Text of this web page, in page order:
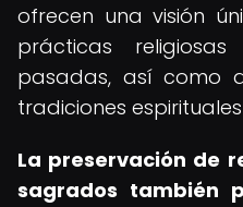
ofrecen una visión
prácticas
pasadas, así como
tradiciones
La preservación de
sagrados también